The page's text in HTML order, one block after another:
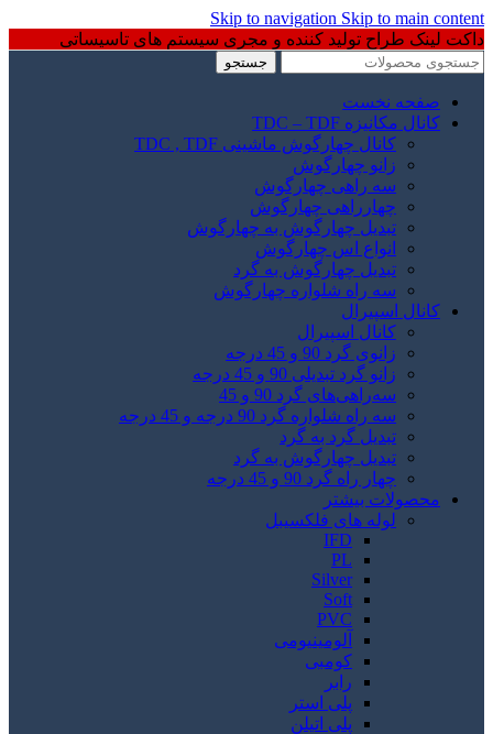
Skip to navigation Skip to main content
داکت لینک طراح تولید کننده و مجری سیستم های تاسیساتی
جستجو
صفحه نخست
کانال مکانیزه TDC – TDF
کانال چهارگوش ماشینی TDC , TDF
زانو چهارگوش
سه راهی چهارگوش
چهارراهی چهارگوش
تبدیل چهارگوش به چهارگوش
انواع اس چهارگوش
تبدیل چهارگوش به گرد
سه راه شلواره چهارگوش
کانال اسپیرال
کانال اسپیرال
زانوی گرد 90 و 45 درجه
زانو گرد تبدیلی 90 و 45 درجه
سه‌راهی‌های گرد 90 و 45
سه راه شلواره گرد 90 درجه و 45 درجه
تبدیل گرد به گرد
تبدیل چهارگوش به گرد
چهار راه گرد 90 و 45 درجه
محصولات بیشتر
لوله های فلکسیبل
IFD
PL
Silver
Soft
PVC
آلومینیومی
کومبی
رابر
پلی استر
پلی اتیلن